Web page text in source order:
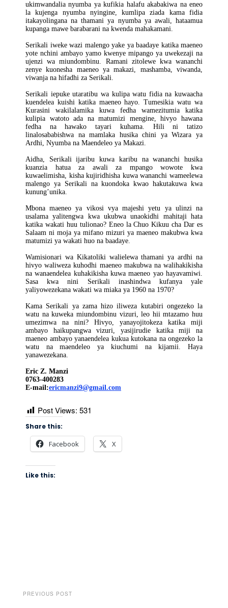
ukimwandalia nyumba ya kufikia halafu akabakiwa na eneo
la kujenga nyumba nyingine, kumlipa ziada kama fidia
itakayolingana na thamani ya nyumba ya awali, hataamua
kupanga mawe barabarani na kwenda mahakamani.
Serikali iweke wazi malengo yake ya baadaye katika maeneo
yote nchini ambayo yamo kwenye mipango ya uwekezaji na
ujenzi wa miundombinu. Ramani zitolewe kwa wananchi
zenye kuonesha maeneo ya makazi, mashamba, viwanda,
viwanja na hifadhi za Serikali.
Serikali iepuke utaratibu wa kulipa watu fidia na kuwaacha
kuendelea kuishi katika maeneo hayo. Tumesikia watu wa
Kurasini wakilalamika kuwa fedha wamezitumia katika
kulipia watoto ada na matumizi mengine, hivyo hawana
fedha na hawako tayari kuhama. Hili ni tatizo
linalosababishwa na mamlaka husika chini ya Wizara ya
Ardhi, Nyumba na Maendeleo ya Makazi.
Aidha, Serikali ijaribu kuwa karibu na wananchi husika
kuanzia hatua za awali za mpango wowote kwa
kuwaelimisha, kisha kujiridhisha kuwa wananchi wameelewa
malengo ya Serikali na kuondoka kwao hakutakuwa kwa
kunung’unika.
Mbona maeneo ya vikosi vya majeshi yetu ya ulinzi na
usalama yalitengwa kwa ukubwa unaokidhi mahitaji hata
katika wakati huu tulionao? Eneo la Chuo Kikuu cha Dar es
Salaam ni moja ya mifano mizuri ya maeneo makubwa kwa
matumizi ya wakati huo na baadaye.
Wamisionari wa Kikatoliki walielewa thamani ya ardhi na
hivyo waliweza kuhodhi maeneo makubwa na walihakikisha
na wanaendelea kuhakikisha kuwa maeneo yao hayavamiwi.
Sasa kwa nini Serikali inashindwa kufanya yale
yaliyowezekana wakati wa miaka ya 1960 na 1970?
Kama Serikali ya zama hizo iliweza kutabiri ongezeko la
watu na kuweka miundombinu vizuri, leo hii mtazamo huu
umezimwa na nini? Hivyo, yanayojitokeza katika miji
ambayo haikupangwa vizuri, yasijirudie katika miji na
maeneo ambayo yanaendelea kukua kutokana na ongezeko la
watu na maendeleo ya kiuchumi na kijamii. Haya
yanawezekana.
Eric Z. Manzi
0763-400283
E-mail:ericmanzi9@gmail.com
Post Views: 531
Share this:
Facebook X
Like this:
PREVIOUS POST